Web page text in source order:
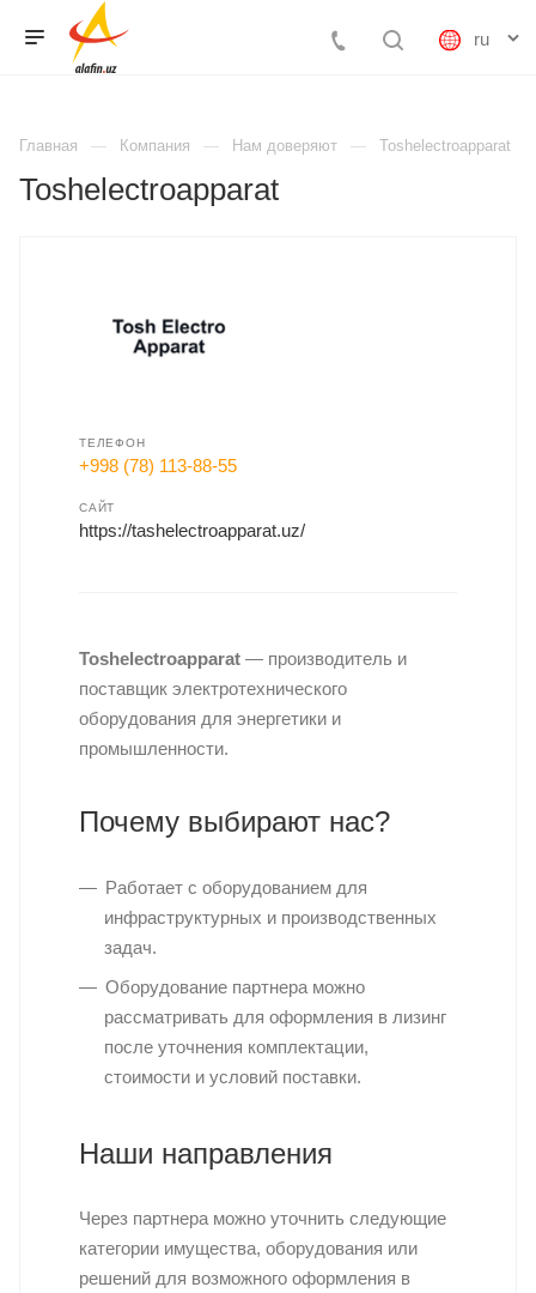
Главная Компания Нам доверяют Toshelectroapparat
Toshelectroapparat
ТЕЛЕФОН
+998 (78) 113-88-55
САЙТ
https://tashelectroapparat.uz/
Toshelectroapparat — производитель и
поставщик электротехнического
оборудования для энергетики и
промышленности.
Почему выбирают нас?
Работает с оборудованием для
инфраструктурных и производственных
задач.
Оборудование партнера можно
рассматривать для оформления в лизинг
после уточнения комплектации,
стоимости и условий поставки.
Наши направления
Через партнера можно уточнить следующие
категории имущества, оборудования или
решений для возможного оформления в